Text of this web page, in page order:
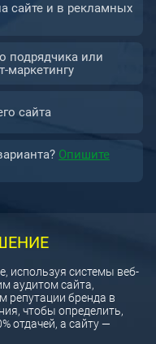
сайте и в рекламных
подрядчика или
маркетингу
сайта
Опишите
используя системы веб-
аудитом сайта,
репутации бренда в
чтобы определить,
отдачей, а сайту —